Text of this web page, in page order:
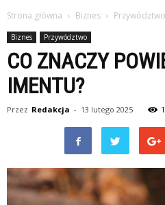
Strona główna Biznes Przywództwo
Biznes Przywództwo
CO ZNACZY
IMENTU?
Przez Redakcja - 13 lutego 2025